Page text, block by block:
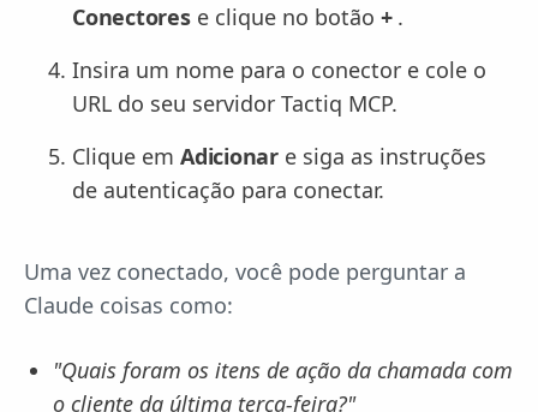
Conectorese clique no botão +.
Insira um nome para o conector e cole o
URL do seu servidor Tactiq MCP.
Clique em Adicionare siga as instruções
de autenticação para conectar.
Uma vez conectado, você pode perguntar a
Claude coisas como:
"Quais foram os itens de ação da chamada com
o cliente da última terça-feira?"